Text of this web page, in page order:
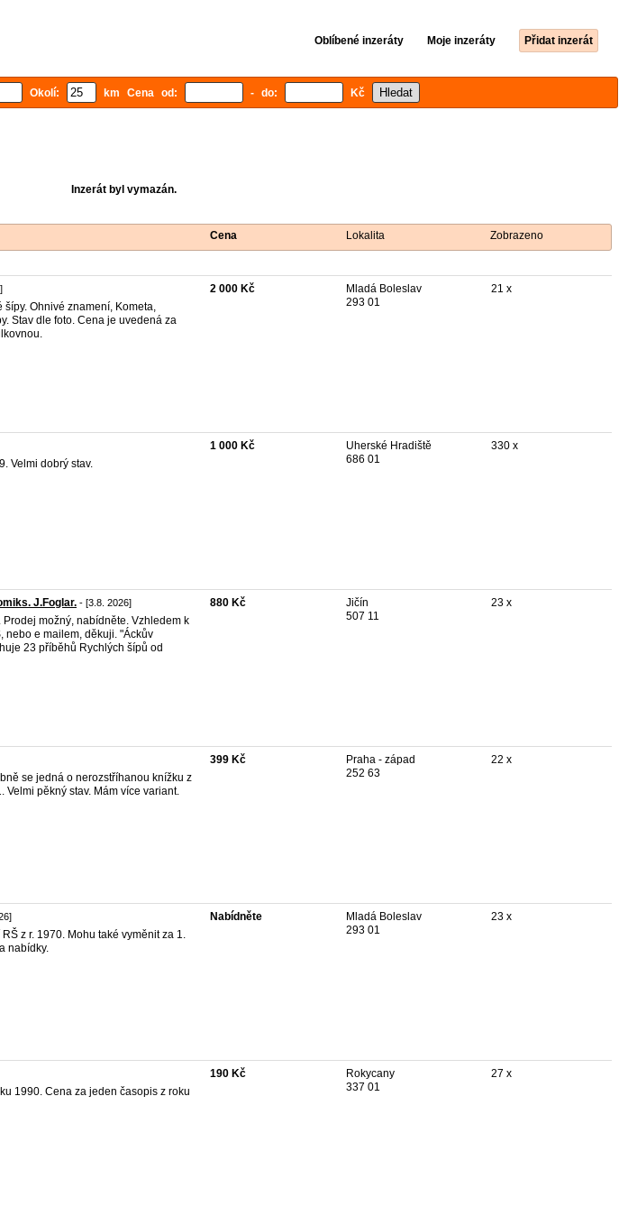
Oblíbené inzeráty Moje inzeráty Přidat inzerát
Okolí: km Cena od: - do: Kč
Inzerát byl vymazán.
Cena Lokalita Zobrazeno
Ohnivé znamení, Kometa,
Stav dle foto. Cena je uvedená za
2 000 Kč
Mladá Boleslav
293 01
21 x
Velmi dobrý stav.
1 000 Kč
Uherské Hradiště
686 01
330 x
J.Foglar. - [3.8. 2026]
možný, nabídněte. Vzhledem k
nebo e mailem, děkuji. "Áckův
23 příběhů Rychlých šípů od
880 Kč
Jičín
507 11
23 x
se jedná o nerozstříhanou knížku z
Velmi pěkný stav. Mám více variant.
399 Kč
Praha - západ
252 63
22 x
z r. 1970. Mohu také vyměnit za 1.
nabídky.
Nabídněte
Mladá Boleslav
293 01
23 x
1990. Cena za jeden časopis z roku
190 Kč
Rokycany
337 01
27 x